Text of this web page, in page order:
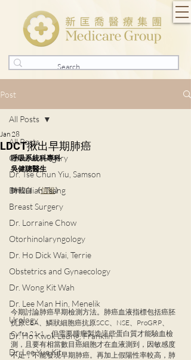
Post
All Posts
General Surgery
Dr. Tse Chun Yiu, Samson
Dr. Julian Tsang
Breast Surgery
Dr. Lorraine Chow
Otorhinolaryngology
Dr. Ho Dick Wai, Terrie
Obstetrics and Gynaecology
Dr. Wong Kit Wah
Dr. Lee Man Hin, Menelik
Urology
Dr. Ho Kwok Leung, Franklin
Dr. Lee Yue Kit
All Posts
LDCT揪出早期肺癌
Jan 28
呼吸系統科專科
吳健聰醫生
轉載自 《信報》
今期討論肺癌早期檢測方法。肺癌血液指標包括癌胚
抗原CEA、鱗狀細胞癌抗原SCC、NSE、ProGRP、
Cyfra 21-1，但需要腫瘤製造這些蛋白質才能驗血檢
測，且要有相當數目癌細胞才在血液測到，因敏感度
不足，不能發現早期肺癌。再加上假陽性率較高，肺